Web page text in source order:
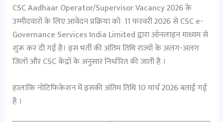
CSC Aadhaar Operator/Supervisor Vacancy 2026 के
उम्मीदवारों के लिए आवेदन प्रक्रिया को 11 फरवरी 2026 से CSC e-
Governance Services India Limited द्वारा ऑनलाइन माध्यम से
शुरू कर दी गई है। इस भर्ती की अंतिम तिथि राज्यों के अलग-अलग
जिलों और CSC केंद्रों के अनुसार निर्धारित की जाती है ।
हालांकि नोटिफिकेशन में इसकी अंतिम तिथि 10 मार्च 2026 बताई गई
है ।